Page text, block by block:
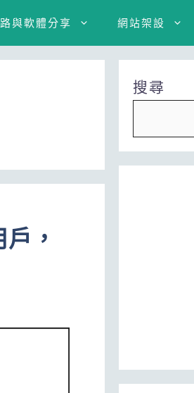
與軟體分享 網站架設
，
搜尋